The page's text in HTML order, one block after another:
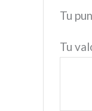
Tu
Tu